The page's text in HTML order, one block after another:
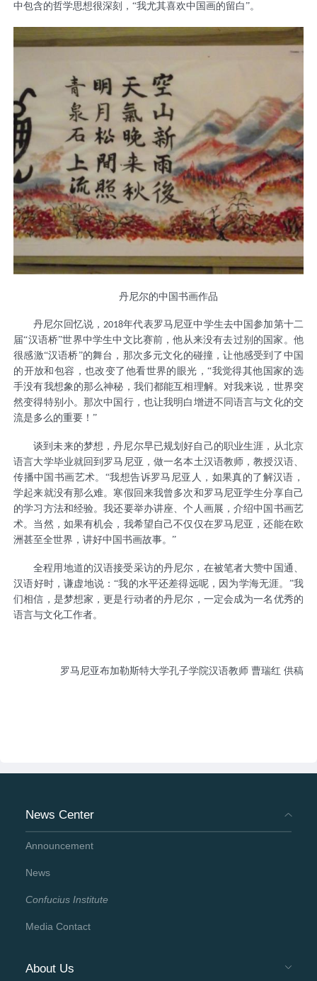
中包含的哲学思想很深刻，“我尤其喜欢中国画的留白”。
丹尼尔的中国书画作品
丹尼尔回忆说，2018年代表罗马尼亚中学生去中国参加第十二
届“汉语桥”世界中学生中文比赛前，他从来没有去过别的国家。他
很感激“汉语桥”的舞台，那次多元文化的碰撞，让他感受到了中国
的开放和包容，也改变了他看世界的眼光，“我觉得其他国家的选
手没有我想象的那么神秘，我们都能互相理解。对我来说，世界突
然变得特别小。那次中国行，也让我明白增进不同语言与文化的交
流是多么的重要！”
谈到未来的梦想，丹尼尔早已规划好自己的职业生涯，从北京
语言大学毕业就回到罗马尼亚，做一名本土汉语教师，教授汉语、
传播中国书画艺术。“我想告诉罗马尼亚人，如果真的了解汉语，
学起来就没有那么难。寒假回来我曾多次和罗马尼亚学生分享自己
的学习方法和经验。我还要举办讲座、个人画展，介绍中国书画艺
术。当然，如果有机会，我希望自己不仅仅在罗马尼亚，还能在欧
洲甚至全世界，讲好中国书画故事。”
全程用地道的汉语接受采访的丹尼尔，在被笔者大赞中国通、
汉语好时，谦虚地说：“我的水平还差得远呢，因为学海无涯。”我
们相信，是梦想家，更是行动者的丹尼尔，一定会成为一名优秀的
语言与文化工作者。
罗马尼亚布加勒斯特大学孔子学院汉语教师 曹瑞红 供稿
News Center
Announcement
News
Confucius Institute
Media Contact
About Us